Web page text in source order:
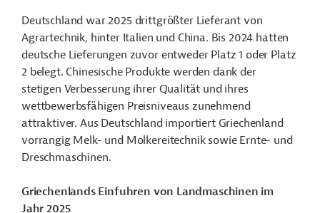
Deutschland war 2025 drittgrößter Lieferant von
Agrartechnik, hinter Italien und China. Bis 2024 hatten
deutsche Lieferungen zuvor entweder Platz 1 oder Platz
2 belegt. Chinesische Produkte werden dank der
stetigen Verbesserung ihrer Qualität und ihres
wettbewerbsfähigen Preisniveaus zunehmend
attraktiver. Aus Deutschland importiert Griechenland
vorrangig Melk- und Molkereitechnik sowie Ernte- und
Dreschmaschinen.
Griechenlands Einfuhren von Landmaschinen im
Jahr 2025